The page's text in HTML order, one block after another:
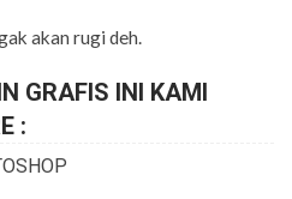
akan rugi deh.
GRAFIS INI KAMI
: